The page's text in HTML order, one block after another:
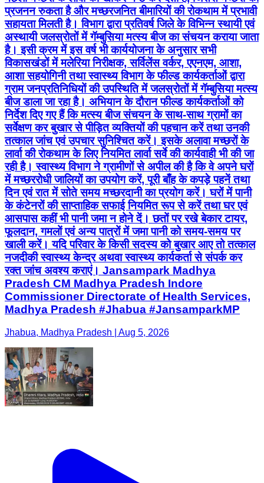
प्रजनन रुकता है और मच्छरजनित बीमारियों की रोकथाम में प्रभावी
सहायता मिलती है। विभाग द्वारा प्रतिवर्ष जिले के विभिन्न स्थायी एवं
अस्थायी जलस्रोतों में गॅम्बुसिया मत्स्य बीज का संचयन कराया जाता
है। इसी क्रम में इस वर्ष भी कार्ययोजना के अनुसार सभी
विकासखंडों में मलेरिया निरीक्षक, सर्विलेंस वर्कर, एएनएम, आशा,
आशा सहयोगिनी तथा स्वास्थ्य विभाग के फील्ड कार्यकर्ताओं द्वारा
ग्राम जनप्रतिनिधियों की उपस्थिति में जलस्रोतों में गॅम्बुसिया मत्स्य
बीज डाला जा रहा है। अभियान के दौरान फील्ड कार्यकर्ताओं को
निर्देश दिए गए हैं कि मत्स्य बीज संचयन के साथ-साथ ग्रामों का
सर्वेक्षण कर बुखार से पीड़ित व्यक्तियों की पहचान करें तथा उनकी
तत्काल जांच एवं उपचार सुनिश्चित करें। इसके अलावा मच्छरों के
लार्वा की रोकथाम के लिए नियमित लार्वा सर्वे की कार्यवाही भी की जा
रही है। स्वास्थ्य विभाग ने ग्रामीणों से अपील की है कि वे अपने घरों
में मच्छररोधी जालियों का उपयोग करें, पूरी बाँह के कपड़े पहनें तथा
दिन एवं रात में सोते समय मच्छरदानी का प्रयोग करें। घरों में पानी
के कंटेनरों की साप्ताहिक सफाई नियमित रूप से करें तथा घर एवं
आसपास कहीं भी पानी जमा न होने दें। छतों पर रखे बेकार टायर,
फूलदान, गमलों एवं अन्य पात्रों में जमा पानी को समय-समय पर
खाली करें। यदि परिवार के किसी सदस्य को बुखार आए तो तत्काल
नजदीकी स्वास्थ्य केन्द्र अथवा स्वास्थ्य कार्यकर्ता से संपर्क कर
रक्त जांच अवश्य कराएं। Jansampark Madhya
Pradesh CM Madhya Pradesh Indore
Commissioner Directorate of Health Services,
Madhya Pradesh #Jhabua #JansamparkMP
Jhabua, Madhya Pradesh | Aug 5, 2026